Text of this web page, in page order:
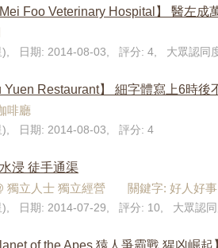
Mei Foo Veterinary Hospital】 醫左
), 日期: 2014-08-03, 評分: 4, 大眾認同
Yuen Restaurant】 細字體寫上6時後
啡廳
), 日期: 2014-08-03, 評分: 4
浸 徒手通渠
獨立人士 獨立經營 關鍵字: 好人好事
), 日期: 2014-07-29, 評分: 10, 大眾認同
of the Apes 猿人爭霸戰 猩凶崛